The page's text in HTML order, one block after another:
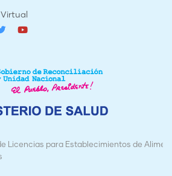
para Establecimientos de Alimentos